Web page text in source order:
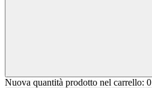
Nuova quantità prodotto nel carrello: 0